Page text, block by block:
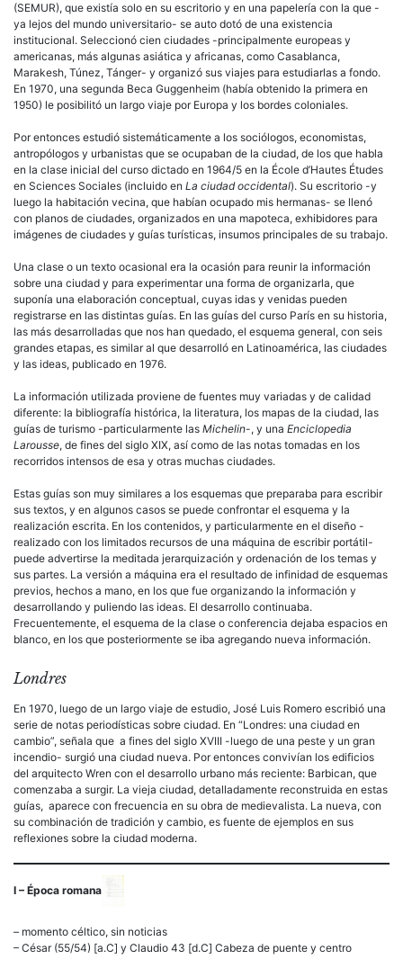
(SEMUR), que existía solo en su escritorio y en una papelería con la que -
ya lejos del mundo universitario- se auto dotó de una existencia
institucional. Seleccionó cien ciudades -principalmente europeas y
americanas, más algunas asiática y africanas, como Casablanca,
Marakesh, Túnez, Tánger- y organizó sus viajes para estudiarlas a fondo.
En 1970, una segunda Beca Guggenheim (había obtenido la primera en
1950) le posibilitó un largo viaje por Europa y los bordes coloniales.
Por entonces estudió sistemáticamente a los sociólogos, economistas,
antropólogos y urbanistas que se ocupaban de la ciudad, de los que habla
en la clase inicial del curso dictado en 1964/5 en la École d’Hautes Études
en Sciences Sociales (incluido en La ciudad occidental). Su escritorio -y
luego la habitación vecina, que habían ocupado mis hermanas- se llenó
con planos de ciudades, organizados en una mapoteca, exhibidores para
imágenes de ciudades y guías turísticas, insumos principales de su trabajo.
Una clase o un texto ocasional era la ocasión para reunir la información
sobre una ciudad y para experimentar una forma de organizarla, que
suponía una elaboración conceptual, cuyas idas y venidas pueden
registrarse en las distintas guías. En las guías del curso París en su historia,
las más desarrolladas que nos han quedado, el esquema general, con seis
grandes etapas, es similar al que desarrolló en Latinoamérica, las ciudades
y las ideas, publicado en 1976.
La información utilizada proviene de fuentes muy variadas y de calidad
diferente: la bibliografía histórica, la literatura, los mapas de la ciudad, las
guías de turismo -particularmente las Michelin-, y una Enciclopedia
Larousse, de fines del siglo XIX, así como de las notas tomadas en los
recorridos intensos de esa y otras muchas ciudades.
Estas guías son muy similares a los esquemas que preparaba para escribir
sus textos, y en algunos casos se puede confrontar el esquema y la
realización escrita. En los contenidos, y particularmente en el diseño -
realizado con los limitados recursos de una máquina de escribir portátil-
puede advertirse la meditada jerarquización y ordenación de los temas y
sus partes. La versión a máquina era el resultado de infinidad de esquemas
previos, hechos a mano, en los que fue organizando la información y
desarrollando y puliendo las ideas. El desarrollo continuaba.
Frecuentemente, el esquema de la clase o conferencia dejaba espacios en
blanco, en los que posteriormente se iba agregando nueva información.
Londres
En 1970, luego de un largo viaje de estudio, José Luis Romero escribió una
serie de notas periodísticas sobre ciudad. En “Londres: una ciudad en
cambio”, señala que a fines del siglo XVIII -luego de una peste y un gran
incendio- surgió una ciudad nueva. Por entonces convivían los edificios
del arquitecto Wren con el desarrollo urbano más reciente: Barbican, que
comenzaba a surgir. La vieja ciudad, detalladamente reconstruida en estas
guías, aparece con frecuencia en su obra de medievalista. La nueva, con
su combinación de tradición y cambio, es fuente de ejemplos en sus
reflexiones sobre la ciudad moderna.
I – Época romana
– momento céltico, sin noticias
– César (55/54) [a.C] y Claudio 43 [d.C] Cabeza de puente y centro